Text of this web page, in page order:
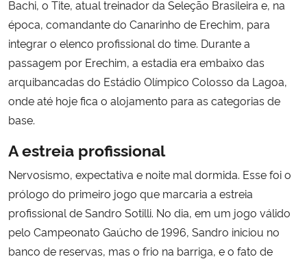
Bachi, o Tite, atual treinador da Seleção Brasileira e, na
época, comandante do Canarinho de Erechim, para
integrar o elenco profissional do time. Durante a
passagem por Erechim, a estadia era embaixo das
arquibancadas do Estádio Olímpico Colosso da Lagoa,
onde até hoje fica o alojamento para as categorias de
base.
A estreia profissional
Nervosismo, expectativa e noite mal dormida. Esse foi o
prólogo do primeiro jogo que marcaria a estreia
profissional de Sandro Sotilli. No dia, em um jogo válido
pelo Campeonato Gaúcho de 1996, Sandro iniciou no
banco de reservas, mas o frio na barriga, e o fato de